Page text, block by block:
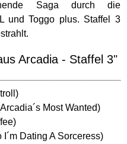
Saga durch die
und Toggo plus. Staffel 3
Arcadia - Staffel 3"
Most Wanted)
Dating A Sorceress)